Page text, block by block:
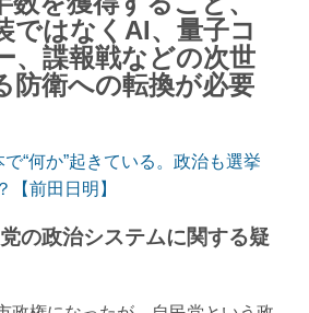
ではなくAI、量子コ
、諜報戦などの次世
防衛への転換が必要
で“何か”起きている。政治も選挙
前田日明】
の政治システムに関する疑